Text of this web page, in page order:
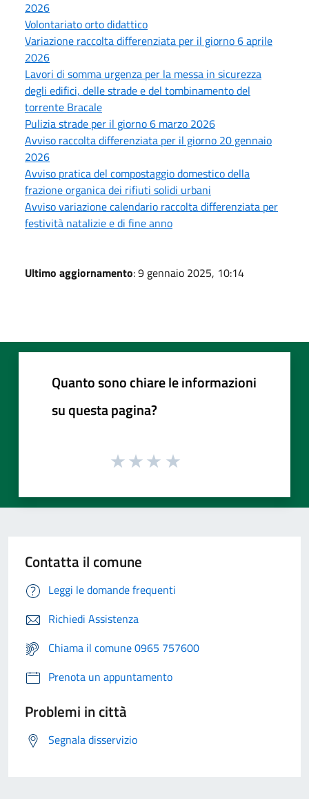
2026
Volontariato orto didattico
Variazione raccolta differenziata per il giorno 6 aprile
2026
Lavori di somma urgenza per la messa in sicurezza
degli edifici, delle strade e del tombinamento del
torrente Bracale
Pulizia strade per il giorno 6 marzo 2026
Avviso raccolta differenziata per il giorno 20 gennaio
2026
Avviso pratica del compostaggio domestico della
frazione organica dei rifiuti solidi urbani
Avviso variazione calendario raccolta differenziata per
festività natalizie e di fine anno
Ultimo aggiornamento: 9 gennaio 2025, 10:14
Quanto sono chiare le informazioni
su questa pagina?
Contatta il comune
Leggi le domande frequenti
Richiedi Assistenza
Chiama il comune 0965 757600
Prenota un appuntamento
Problemi in città
Segnala disservizio